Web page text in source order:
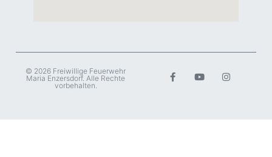
© 2026 Freiwillige Feuerwehr
Maria Enzersdorf. Alle Rechte
vorbehalten.